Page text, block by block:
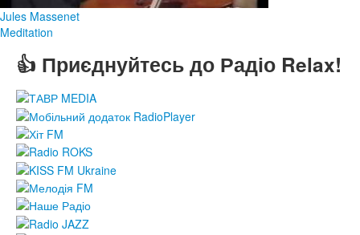
Jules Massenet
Meditation
👍 Приєднуйтесь до Радіо Relax!